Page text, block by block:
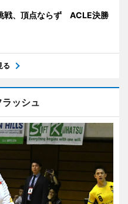
戦、頂点ならず ACLE決勝
る
ッシュ